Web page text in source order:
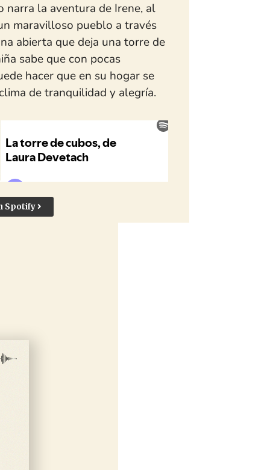
narra la aventura de Irene, al
maravilloso pueblo a través
abierta que deja una torre de
sabe que con pocas
hacer que en su hogar se
de tranquilidad y alegría.
Spotify